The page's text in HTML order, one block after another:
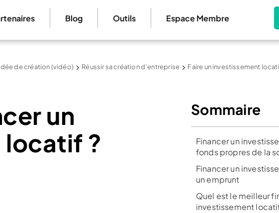
Blog Outils Espace Membre
de création (vidéo) Réussir sa création d’entreprise Faire un investissement
un
locatif ?
Sommaire
Financer un
fonds propres de la
Financer un
un emprunt
Quel est le meilleur
investissement